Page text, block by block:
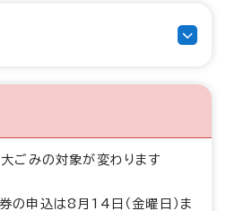
ごみの対象が変わります
の申込は8月14日（金曜日）ま